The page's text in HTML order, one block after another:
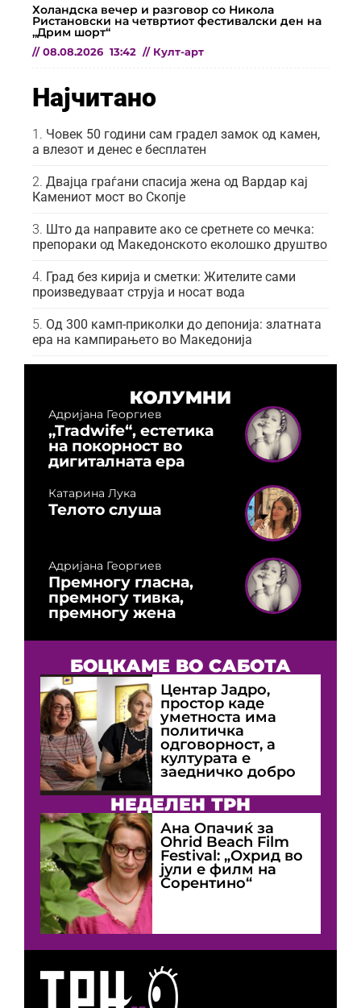
Холандска вечер и разговор со Никола
Ристановски на четвртиот фестивалски ден на
„Дрим шорт“
// 08.08.2026 13:42 // Култ-арт
Најчитано
Човек 50 години сам градел замок од камен,
а влезот и денес е бесплатен
Двајца граѓани спасија жена од Вардар кај
Камениот мост во Скопје
Што да направите ако се сретнете со мечка:
препораки од Македонското еколошко друштво
Град без кирија и сметки: Жителите сами
произведуваат струја и носат вода
Од 300 камп-приколки до депонија: златната
ера на кампирањето во Македонија
КОЛУМНИ
Адријана Георгиев
„Tradwife“, естетика
на покорност во
дигиталната ера
Катарина Лука
Телото слуша
Адријана Георгиев
Премногу гласна,
премногу тивка,
премногу жена
БОЦКАМЕ ВО САБОТА
Центар Јадро,
простор каде
уметноста има
политичка
одговорност, а
културата е
заедничко добро
НЕДЕЛЕН ТРН
Ана Опачиќ за
Оhrid Beach Film
Festival: „Охрид во
јули е филм на
Сорентино“